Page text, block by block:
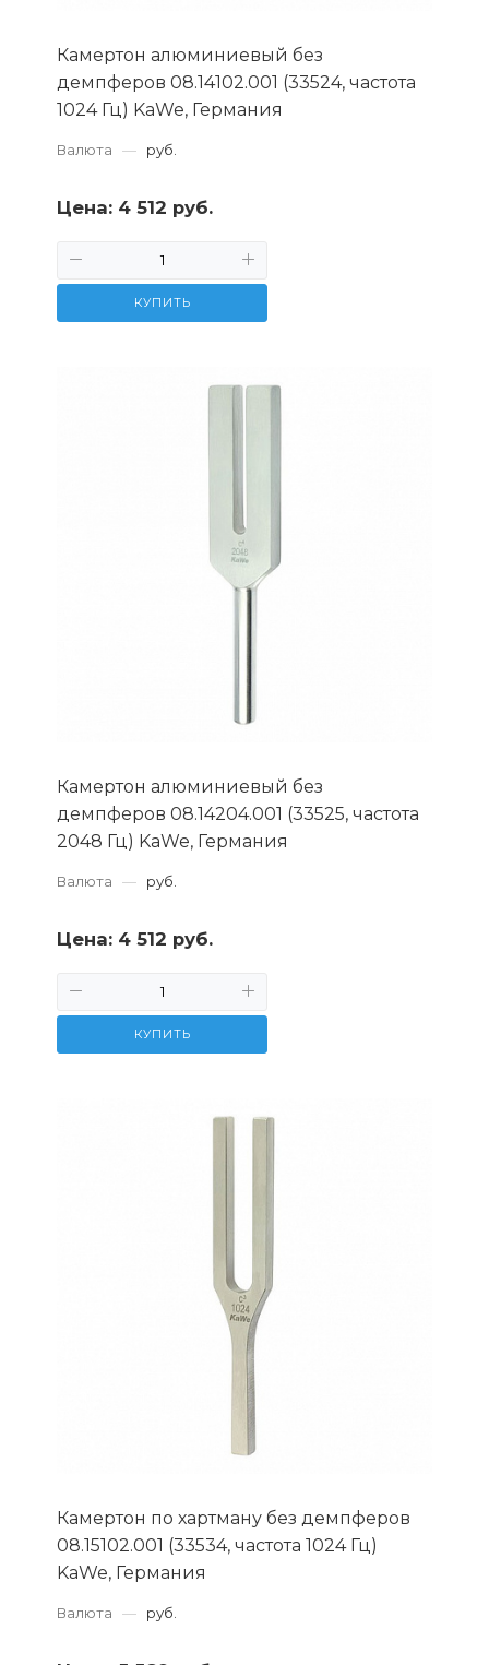
Камертон алюминиевый без
демпферов 08.14102.001 (33524, частота
1024 Гц) KaWe, Германия
Валюта — руб.
Цена: 4 512 руб.
КУПИТЬ
Камертон алюминиевый без
демпферов 08.14204.001 (33525, частота
2048 Гц) KaWe, Германия
Валюта — руб.
Цена: 4 512 руб.
КУПИТЬ
Камертон по хартману без демпферов
08.15102.001 (33534, частота 1024 Гц)
KaWe, Германия
Валюта — руб.